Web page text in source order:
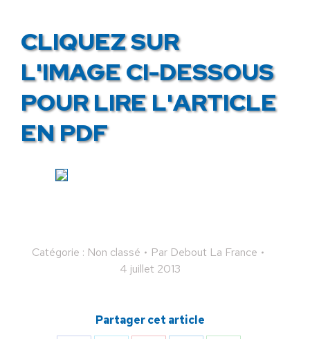
CLIQUEZ SUR
L'IMAGE CI-DESSOUS
POUR LIRE L'ARTICLE
EN PDF
Catégorie : Non classé Par Debout La France
4 juillet 2013
Partager cet article